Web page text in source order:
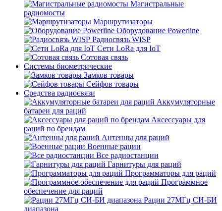
Магистральные
радиомосты
Маршрутизаторы
Оборудование Powerline
Радиосвязь WISP
Сети LoRa для IoT
Сотовая связь
Системы биометрические
Замков товары
Сейфов товары
Средства радиосвязи
Аккумуляторные
батареи для раций
Аксессуары для
раций по брендам
Антенны для раций
Военные рации
Все радиостанции
Гарнитуры для раций
Программаторы для раций
Программное
обеспечение для раций
Рации 27МГц СИ-БИ
диапазона